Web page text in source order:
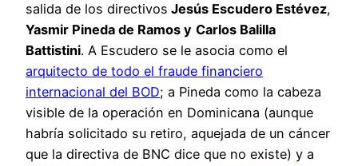
salida de los directivos Jesús Escudero Estévez,
Yasmir Pineda de Ramos y Carlos Balilla
Battistini. A Escudero se le asocia como el
arquitecto de todo el fraude financiero
internacional del BOD; a Pineda como la cabeza
visible de la operación en Dominicana (aunque
habría solicitado su retiro, aquejada de un cáncer
que la directiva de BNC dice que no existe) y a